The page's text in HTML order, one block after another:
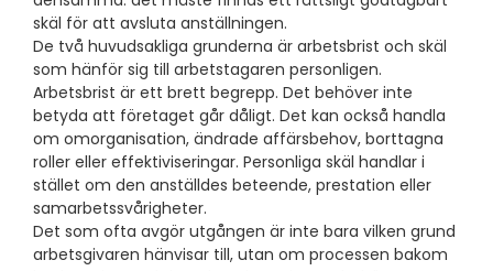
skäl för att avsluta anställningen.
De två huvudsakliga grunderna är arbetsbrist och skäl
som hänför sig till arbetstagaren personligen.
Arbetsbrist är ett brett begrepp. Det behöver inte
betyda att företaget går dåligt. Det kan också handla
om omorganisation, ändrade affärsbehov, borttagna
roller eller effektiviseringar. Personliga skäl handlar i
stället om den anställdes beteende, prestation eller
samarbetssvårigheter.
Det som ofta avgör utgången är inte bara vilken grund
arbetsgivaren hänvisar till, utan om processen bakom